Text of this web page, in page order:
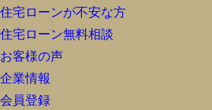
住宅ローンが不安な方
住宅ローン無料相談
お客様の声
企業情報
会員登録